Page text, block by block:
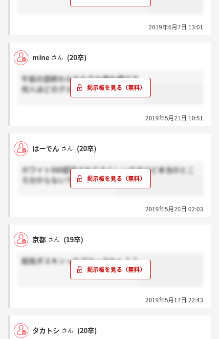
2019年6月7日 13:01
mine さん (20卒)
午前の部終わられた方お疲れ様です。
何人ほどのグループワークでしたか？
2019年5月21日 10:51
はーでん さん (20卒)
ホワイト500認定されてるらしいですけど本当のとこ
ろ分からないですよね、、笑
2019年5月20日 02:03
京都 さん (19卒)
結局ダスキンってブラックなん？？
2019年5月17日 22:43
タカトシ さん (20卒)